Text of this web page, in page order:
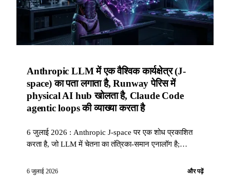
Anthropic LLM में एक वैश्विक कार्यक्षेत्र (J-
space) का पता लगाता है, Runway पेरिस में
physical AI hub खोलता है, Claude Code
agentic loops की व्याख्या करता है
6 जुलाई 2026 : Anthropic J-space पर एक शोध प्रकाशित
करता है, जो LLM में चेतना का तंत्रिका-समान एनालॉग है;
M USD निवेश करता है; Claude Code 316k views के साथ
6 जुलाई 2026 और पढ़ें